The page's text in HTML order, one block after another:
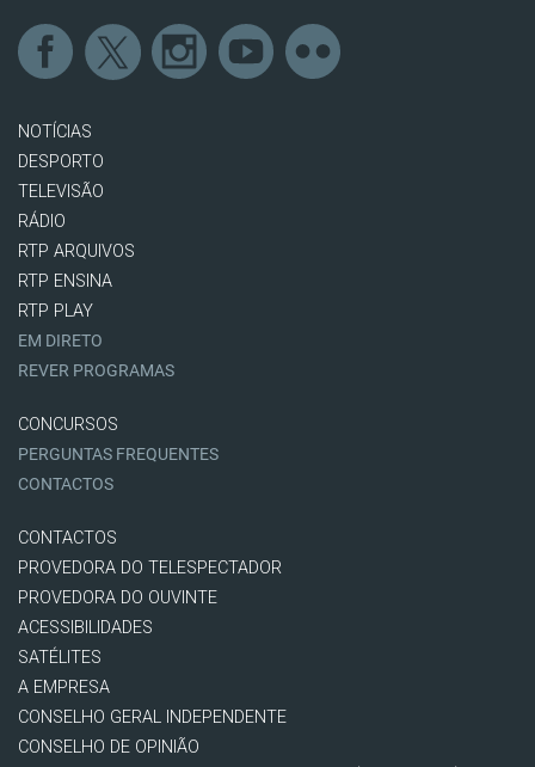
NOTÍCIAS
DESPORTO
TELEVISÃO
RÁDIO
RTP ARQUIVOS
RTP ENSINA
RTP PLAY
EM DIRETO
REVER PROGRAMAS
CONCURSOS
PERGUNTAS FREQUENTES
CONTACTOS
CONTACTOS
PROVEDORA DO TELESPECTADOR
PROVEDORA DO OUVINTE
ACESSIBILIDADES
SATÉLITES
A EMPRESA
CONSELHO GERAL INDEPENDENTE
CONSELHO DE OPINIÃO